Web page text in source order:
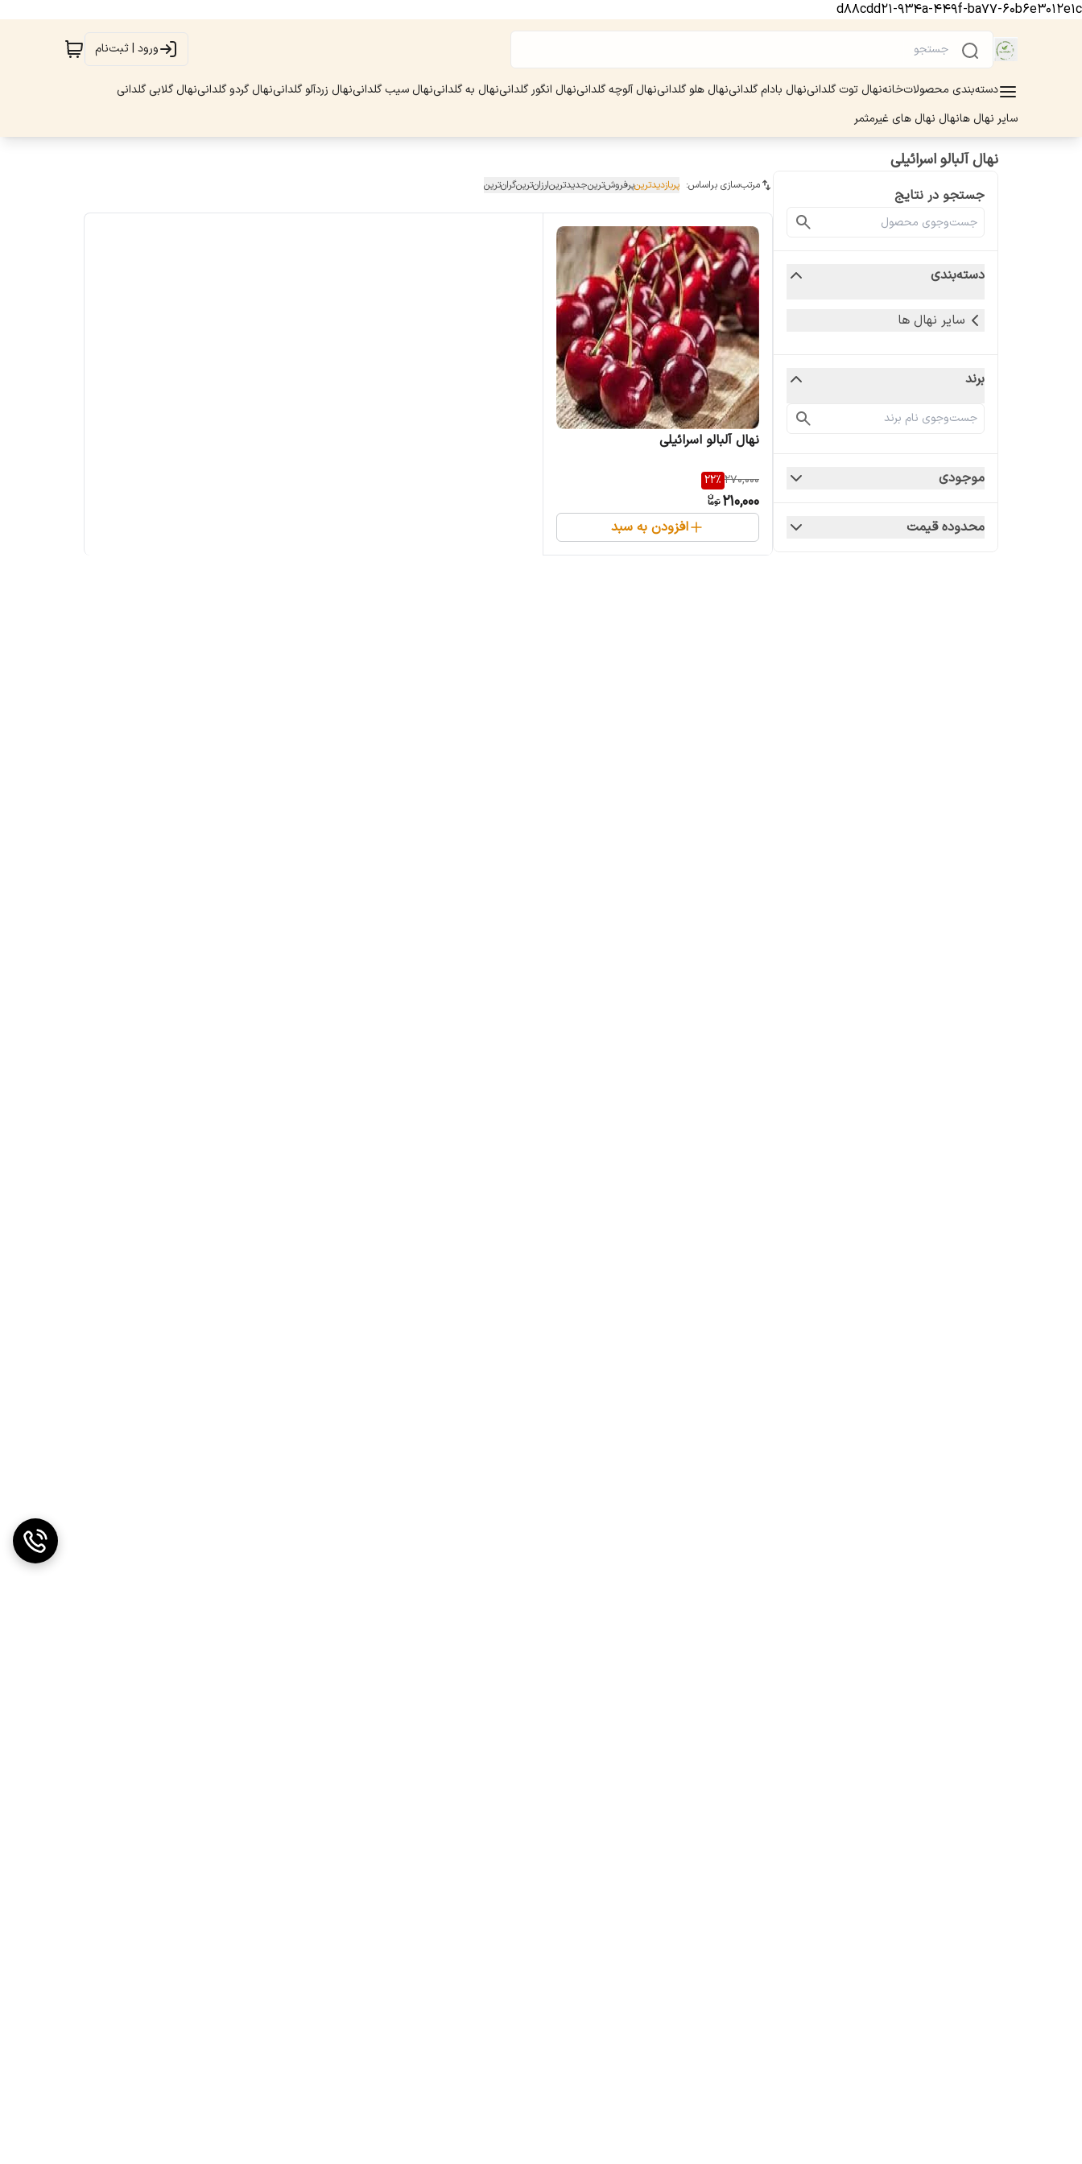
d88cdd21-934a-449f-ba77-60b6e3012e1c
ورود | ثبت‌نام
دسته‌بندی محصولاتخانهنهال توت گلدانینهال بادام گلدانینهال هلو گلدانینهال آلوچه گلدانینهال انگور گلدانینهال به گلدانینهال سیب گلدانینهال زردآلو گلدانینهال گردو گلدانینهال گلابی گلدانی
سایر نهال هانهال نهال های غیرمثمر
نهال آلبالو اسرائیلی
جستجو در نتایج
دسته‌بندی
سایر نهال ها
برند
موجودی
محدوده قیمت
مرتب‌سازی براساس: پربازدیدترینپرفروش‌ترینجدیدترینارزان‌ترینگران‌ترین
نهال آلبالو اسرائیلی
270,000
22%
210,000
افزودن به سبد